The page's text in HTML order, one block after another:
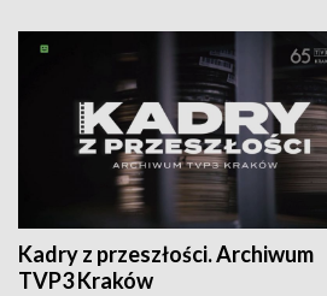
Kadry z przeszłości. Archiwum
TVP3 Kraków